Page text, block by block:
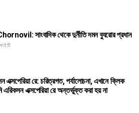
সাংবাদিক থেকে দুর্নীতি দমন ব্যুরোর প্রধান
এক্সপেরিয়া রে: চরিত্রগত, পর্যালোচনা, এখানে ক্লিক
এক্সপেরিয়া রে অন্তর্ভুক্ত করা হয় না